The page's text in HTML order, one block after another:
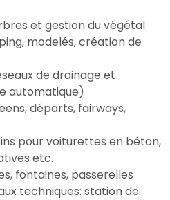
et gestion du végétal
modelés, création de
de drainage et
automatique)
départs, fairways,
pour voiturettes en béton,
etc.
fontaines, passerelles
techniques: station de